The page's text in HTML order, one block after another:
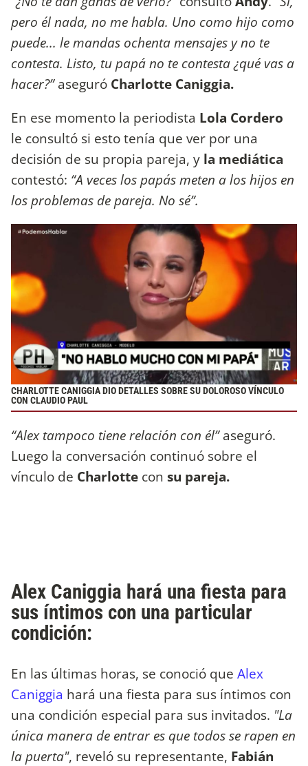
pero él nada, no me habla. Uno como hijo como
puede... le mandas ochenta mensajes y no te
contesta. Listo, tu papá no te contesta ¿qué vas a
hacer?”aseguró Charlotte Caniggia.
En ese momento la periodista Lola Cordero
le consultó si esto tenía que ver por una
decisión de su propia pareja, y la mediática
contestó: “A veces los papás meten a los hijos en
los problemas de pareja. No sé”.
CHARLOTTE CANIGGIA DIO DETALLES SOBRE SU DOLOROSO VÍNCULO
CON CLAUDIO PAUL
“Alex tampoco tiene relación con él”aseguró.
Luego la conversación continuó sobre el
vínculo de Charlotte con su pareja.
Alex Caniggia hará una fiesta para
sus íntimos con una particular
condición:
En las últimas horas, se conoció que Alex
Caniggia hará una fiesta para sus íntimos con
una condición especial para sus invitados. "La
única manera de entrar es que todos se rapen en
la puerta", reveló su representante, Fabián